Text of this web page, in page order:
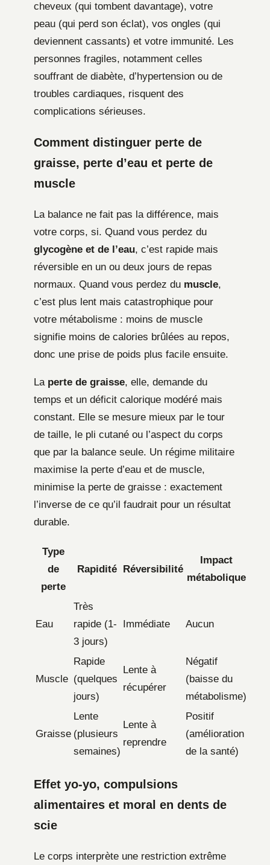
cheveux (qui tombent davantage), votre
peau (qui perd son éclat), vos ongles (qui
deviennent cassants) et votre immunité. Les
personnes fragiles, notamment celles
souffrant de diabète, d’hypertension ou de
troubles cardiaques, risquent des
complications sérieuses.
Comment distinguer perte de
graisse, perte d’eau et perte de
muscle
La balance ne fait pas la différence, mais
votre corps, si. Quand vous perdez du
glycogène et de l’eau, c’est rapide mais
réversible en un ou deux jours de repas
normaux. Quand vous perdez du muscle,
c’est plus lent mais catastrophique pour
votre métabolisme : moins de muscle
signifie moins de calories brûlées au repos,
donc une prise de poids plus facile ensuite.
La perte de graisse, elle, demande du
temps et un déficit calorique modéré mais
constant. Elle se mesure mieux par le tour
de taille, le pli cutané ou l’aspect du corps
que par la balance seule. Un régime militaire
maximise la perte d’eau et de muscle,
minimise la perte de graisse : exactement
l’inverse de ce qu’il faudrait pour un résultat
durable.
Type
de
perte
Rapidité Réversibilité
Impact
métabolique
Eau
Très
rapide (1-
3 jours)
Immédiate Aucun
Muscle
Rapide
(quelques
jours)
Lente à
récupérer
Négatif
(baisse du
métabolisme)
Graisse
Lente
(plusieurs
semaines)
Lente à
reprendre
Positif
(amélioration
de la santé)
Effet yo-yo, compulsions
alimentaires et moral en dents de
scie
Le corps interprète une restriction extrême